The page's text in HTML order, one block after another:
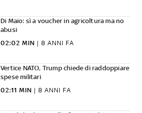
Di Maio: sì a voucher in agricoltura ma no
abusi
02:02 MIN | 8 ANNI FA
Vertice NATO, Trump chiede di raddoppiare
spese militari
02:11 MIN | 8 ANNI FA